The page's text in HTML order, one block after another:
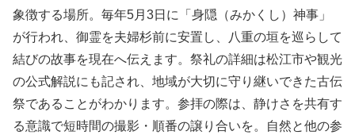
象徴する場所。毎年5月3日に「身隠（みかくし）神事」
が行われ、御霊を夫婦杉前に安置し、八重の垣を巡らして
結びの故事を現在へ伝えます。祭礼の詳細は松江市や観光
の公式解説にも記され、地域が大切に守り継いできた古伝
祭であることがわかります。参拝の際は、静けさを共有す
る意識で短時間の撮影・順番の譲り合いを。自然と他の参